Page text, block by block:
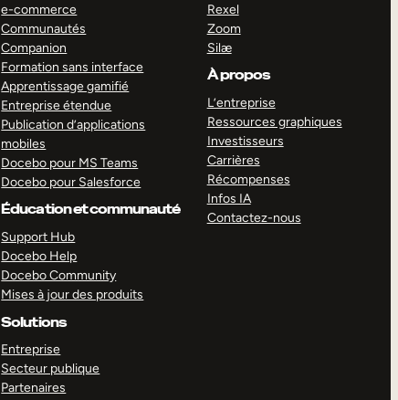
e-commerce
Communautés
Companion
Formation sans interface
Apprentissage gamifié
Entreprise étendue
Publication d’applications
mobiles
Docebo pour MS Teams
Docebo pour Salesforce
Éducation et communauté
Support Hub
Docebo Help
Docebo Community
Mises à jour des produits
Solutions
Entreprise
Secteur publique
Partenaires
Rexel
Zoom
Silæ
À propos
L’entreprise
Ressources graphiques
Investisseurs
Carrières
Récompenses
Infos IA
Contactez-nous